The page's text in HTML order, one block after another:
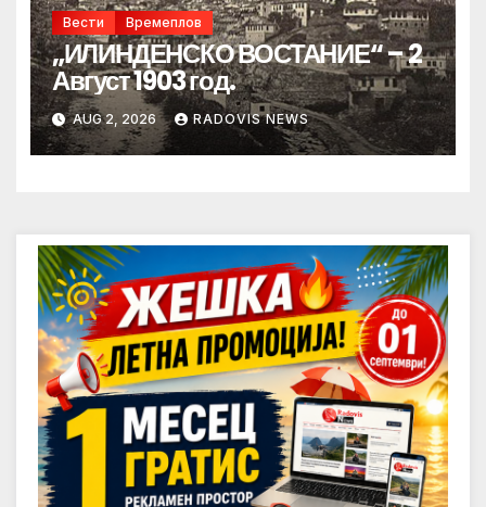
Вести Времеплов
„ИЛИНДЕНСКО ВОСТАНИЕ“ – 2
Август 1903 год.
AUG 2, 2026 RADOVIS NEWS